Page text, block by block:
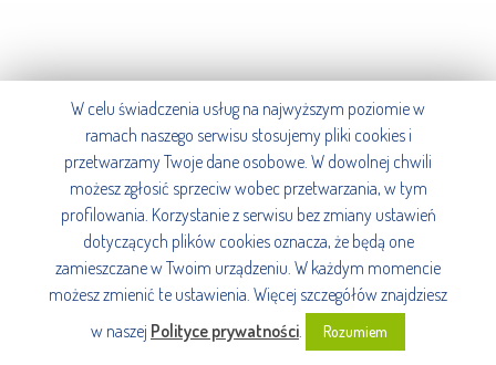
W celu świadczenia usług na najwyższym poziomie w
ramach naszego serwisu stosujemy pliki cookies i
przetwarzamy Twoje dane osobowe. W dowolnej chwili
możesz zgłosić sprzeciw wobec przetwarzania, w tym
profilowania. Korzystanie z serwisu bez zmiany ustawień
dotyczących plików cookies oznacza, że będą one
zamieszczane w Twoim urządzeniu. W każdym momencie
możesz zmienić te ustawienia. Więcej szczegółów znajdziesz
w naszej Polityce prywatności. Rozumiem